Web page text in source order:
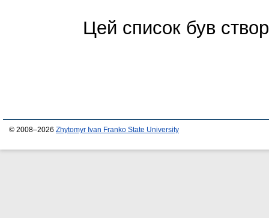
Цей список був
© 2008–2026 Zhytomyr Ivan Franko State University